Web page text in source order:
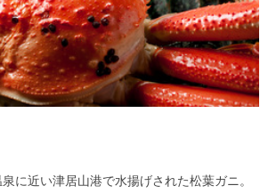
に近い津居山港で水揚げされた松葉ガニ。